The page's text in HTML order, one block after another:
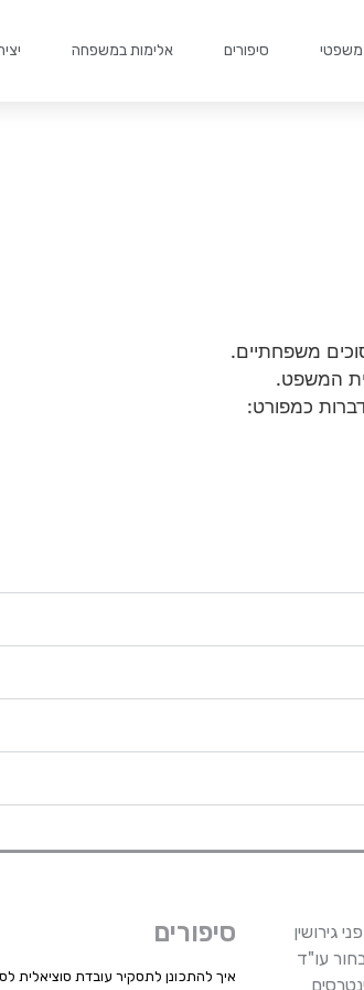
משפטי סיפורים אלימות במשפחה
משפחתיים.
המשפט.
כמפורט:
גירושין
עו"ד
סיפורים
איך להתכונן לתסקיר עובדת סוציאלית